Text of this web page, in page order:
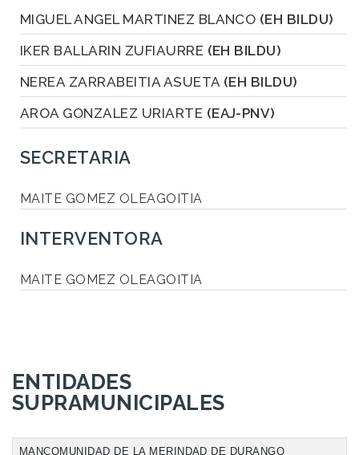
MIGUEL ANGEL MARTINEZ BLANCO (EH BILDU)
IKER BALLARIN ZUFIAURRE (EH BILDU)
NEREA ZARRABEITIA ASUETA (EH BILDU)
AROA GONZALEZ URIARTE (EAJ-PNV)
SECRETARIA
MAITE GOMEZ OLEAGOITIA
INTERVENTORA
MAITE GOMEZ OLEAGOITIA
ENTIDADES
SUPRAMUNICIPALES
MANCOMUNIDAD DE LA MERINDAD DE DURANGO